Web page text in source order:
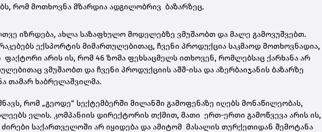
რომ მოთხოვნა მზარდია ადგილობრივ ბაზარზეც.
იზრდება, ახლა საზაფხულო მოდელებზე ვმუშაობთ და მალე გამოვუშვებთ.
ექსპორტის მიმართულებითაც, ჩვენი პროდუქცია საკმაოდ მოთხოვნადია,
არის ის, რომ 46 ზომა ფეხსაცმელს ითხოვენ, რომლებსაც ქარხანა არ
ვმუშაობთ და ჩვენი პროდუქციის აშშ-ისა და აზერბაიჯანის ბაზარზე
თამარ ხაბრელაშვილმა.
რომ „გეოდე“ სექტემბერში მილანში გამოფენაზე იღებს მონაწილეობას,
ელის. კომპანიის დირექტორის თქმით, მათი ერთ-ერთი გამოწვევა არის ის,
საქართველოში არ იყიდება და ამიტომ მასალის თურქეთიდან შემოტანა